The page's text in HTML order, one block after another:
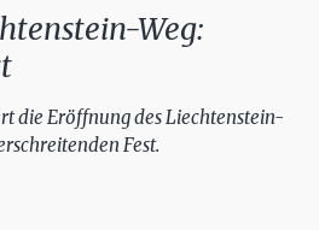
Weg:
die Eröffnung des Liechtenstein-
Fest.